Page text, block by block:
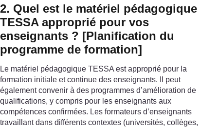
2. Quel est le matériel pédagogique
TESSA approprié pour vos
enseignants ? [Planification du
programme de formation]
Le matériel pédagogique TESSA est approprié pour la
formation initiale et continue des enseignants. Il peut
également convenir à des programmes d’amélioration de
qualifications, y compris pour les enseignants aux
compétences confirmées. Les formateurs d’enseignants
travaillant dans différents contextes (universités, collèges,